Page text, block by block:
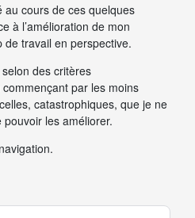
au cours de ces quelques
à l’amélioration de mon
de travail en perspective.
des critères
par les moins
catastrophiques, que je ne
pouvoir les améliorer.